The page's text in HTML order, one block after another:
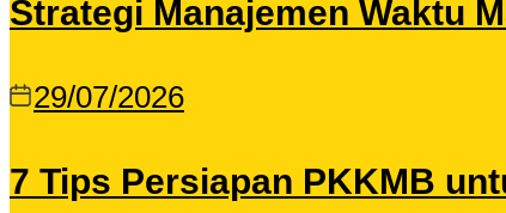
Strategi Manajemen Waktu
29/07/2026
7 Tips Persiapan PKKMB